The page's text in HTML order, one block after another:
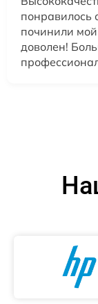
понравилось
починили мой
доволен!